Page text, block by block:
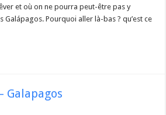
et où on ne pourra peut-être pas y
Galápagos. Pourquoi aller là-bas ? qu’est ce
Galapagos